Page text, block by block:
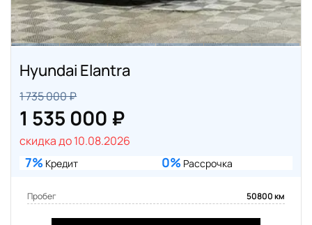
Hyundai Elantra
1 735 000 ₽
1 535 000 ₽
скидка до 10.08.2026
7% Кредит 0% Рассрочка
Пробег 50800 км